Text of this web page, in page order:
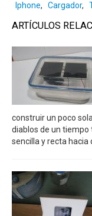
Iphone, Cargador,
ARTÍCULOS
construir un poco
diablos de un
sencilla y recta hacia